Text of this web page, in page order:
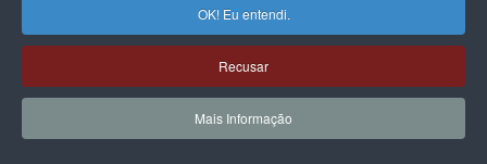
OK! Eu entendi.
Recusar
Mais Informação
RECOMENDAMOS A LEITURA
August Nimtz prova que marxismo e
antirracismo são indissociáveis na luta